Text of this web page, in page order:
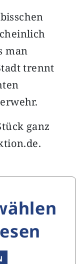
man
trennt
ganz